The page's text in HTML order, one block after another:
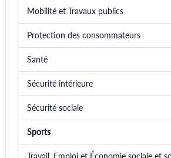
Mobilité et Travaux publics
Protection des consommateurs
Santé
Sécurité intérieure
Sécurité sociale
Sports
Travail, Emploi et Économie sociale et